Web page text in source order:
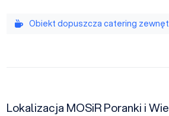
Obiekt dopuszcza catering
Lokalizacja MOSiR Poranki i